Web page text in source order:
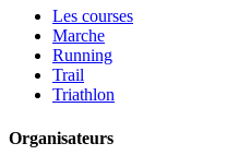
Les courses
Marche
Running
Trail
Triathlon
Organisateurs